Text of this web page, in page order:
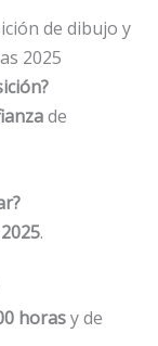
de dibujo y
2025
de
.
horasy de